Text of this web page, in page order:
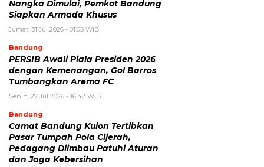
Nangka Dimulai, Pemkot Bandung
Siapkan Armada Khusus
Jumat, 31 Jul 2026 - 01:05 WIB
Bandung
PERSIB Awali Piala Presiden 2026
dengan Kemenangan, Gol Barros
Tumbangkan Arema FC
Senin, 27 Jul 2026 - 16:42 WIB
Bandung
Camat Bandung Kulon Tertibkan
Pasar Tumpah Pola Cijerah,
Pedagang Diimbau Patuhi Aturan
dan Jaga Kebersihan